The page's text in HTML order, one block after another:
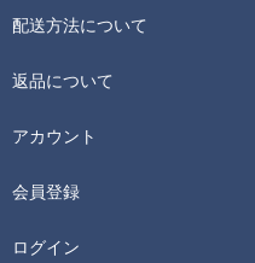
配送方法について
返品について
アカウント
会員登録
ログイン